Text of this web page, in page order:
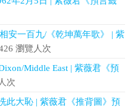
安一百九/《乾坤萬年歌》 | 紫
瀏覽人次
Middle East | 紫薇君《預
次
此大恥 | 紫薇君《推背圖》預